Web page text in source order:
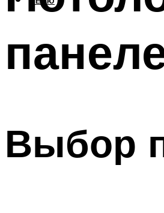
Выбор